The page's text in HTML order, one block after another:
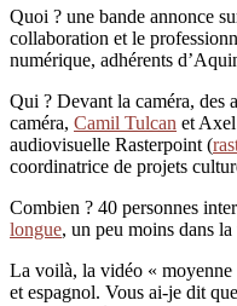
Quoi ? une bande annonce
collaboration et le
numérique, adhérents
Qui ? Devant la caméra, des
caméra, Camil Tulcan et
audiovisuelle Rasterpoint (
coordinatrice de projets
Combien ? 40 personnes
longue, un peu moins dans
La voilà, la vidéo « moyenne
et espagnol. Vous ai-je dit